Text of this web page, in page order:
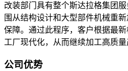
改装部门具有整个斯达拉格集团
围从结构设计和大型部件机械重
保障。通过此程序，客户根据最
工厂现代化，从而继续加工高质量
公司优势